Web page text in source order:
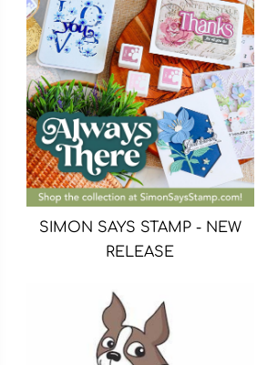
SIMON SAYS STAMP - NEW
RELEASE